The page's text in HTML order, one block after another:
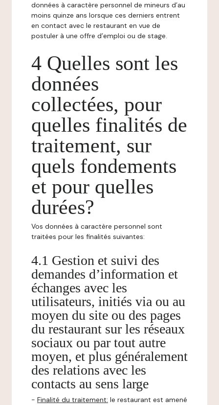
données à caractère personnel de mineurs d’au
moins quinze ans lorsque ces derniers entrent
en contact avec le restaurant en vue de
postuler à une offre d’emploi ou de stage.
4 Quelles sont les
données
collectées, pour
quelles finalités de
traitement, sur
quels fondements
et pour quelles
durées?
Vos données à caractère personnel sont
traitées pour les finalités suivantes:
4.1 Gestion et suivi des
demandes d’information et
échanges avec les
utilisateurs, initiés via ou au
moyen du site ou des pages
du restaurant sur les réseaux
sociaux ou par tout autre
moyen, et plus généralement
des relations avec les
contacts au sens large
- Finalité du traitement: le restaurant est amené